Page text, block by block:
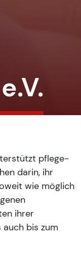
pflege-
darin, ihr
wie möglich
ihrer
auch bis zum